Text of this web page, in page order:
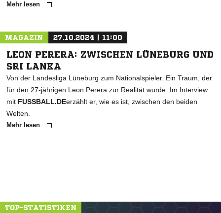
Mehr lesen
MAGAZIN 27.10.2024 | 11:00
LEON PERERA: ZWISCHEN LÜNEBURG UND
SRI LANKA
Von der Landesliga Lüneburg zum Nationalspieler. Ein Traum, der
für den 27-jährigen Leon Perera zur Realität wurde. Im Interview
mit FUSSBALL.DEerzählt er, wie es ist, zwischen den beiden
Welten.
Mehr lesen
TOP-STATISTIKEN